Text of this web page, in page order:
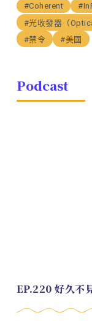
#Coherent
#光收發器（
#禁令
#美國
Podcast